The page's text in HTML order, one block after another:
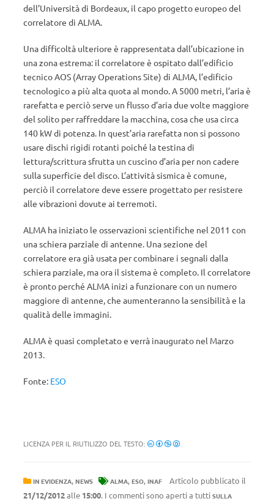
dell’Università di Bordeaux, il capo progetto europeo del
correlatore di ALMA.
Una difficoltà ulteriore è rappresentata dall’ubicazione in
una zona estrema: il correlatore è ospitato dall’edificio
tecnico AOS (Array Operations Site) di ALMA, l’edificio
tecnologico a più alta quota al mondo. A 5000 metri, l’aria è
rarefatta e perciò serve un flusso d’aria due volte maggiore
del solito per raffreddare la macchina, cosa che usa circa
140 kW di potenza. In quest’aria rarefatta non si possono
usare dischi rigidi rotanti poiché la testina di
lettura/scrittura sfrutta un cuscino d’aria per non cadere
sulla superficie del disco. L’attività sismica è comune,
perciò il correlatore deve essere progettato per resistere
alle vibrazioni dovute ai terremoti.
ALMA ha iniziato le osservazioni scientifiche nel 2011 con
una schiera parziale di antenne. Una sezione del
correlatore era già usata per combinare i segnali dalla
schiera parziale, ma ora il sistema è completo. Il correlatore
è pronto perché ALMA inizi a funzionare con un numero
maggiore di antenne, che aumenteranno la sensibilità e la
qualità delle immagini.
ALMA è quasi completato e verrà inaugurato nel Marzo
2013.
Fonte: ESO
LICENZA PER IL RIUTILIZZO DEL TESTO:
IN EVIDENZA, NEWS ALMA, ESO, INAF
Articolo pubblicato il
21/12/2012alle 15:00. I commenti sono aperti a tutti SULLA